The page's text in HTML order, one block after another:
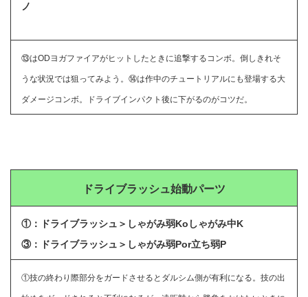
ノ
⑬はODヨガファイアがヒットしたときに追撃するコンボ。倒しきれそ
うな状況では狙ってみよう。⑭は作中のチュートリアルにも登場する大
ダメージコンボ。ドライブインパクト後に下がるのがコツだ。
ドライブラッシュ始動パーツ
①：ドライブラッシュ＞しゃがみ弱Koしゃがみ中K
③：ドライブラッシュ＞しゃがみ弱Por立ち弱P
①技の終わり際部分をガードさせるとダルシム側が有利になる。技の出